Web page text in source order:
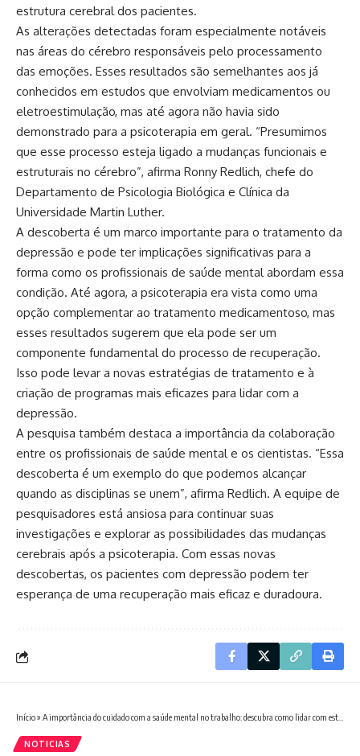
estrutura cerebral dos pacientes.
As alterações detectadas foram especialmente notáveis
nas áreas do cérebro responsáveis pelo processamento
das emoções. Esses resultados são semelhantes aos já
conhecidos em estudos que envolviam medicamentos ou
eletroestimulação, mas até agora não havia sido
demonstrado para a psicoterapia em geral. “Presumimos
que esse processo esteja ligado a mudanças funcionais e
estruturais no cérebro”, afirma Ronny Redlich, chefe do
Departamento de Psicologia Biológica e Clínica da
Universidade Martin Luther.
A descoberta é um marco importante para o tratamento da
depressão e pode ter implicações significativas para a
forma como os profissionais de saúde mental abordam essa
condição. Até agora, a psicoterapia era vista como uma
opção complementar ao tratamento medicamentoso, mas
esses resultados sugerem que ela pode ser um
componente fundamental do processo de recuperação.
Isso pode levar a novas estratégias de tratamento e à
criação de programas mais eficazes para lidar com a
depressão.
A pesquisa também destaca a importância da colaboração
entre os profissionais de saúde mental e os cientistas. “Essa
descoberta é um exemplo do que podemos alcançar
quando as disciplinas se unem”, afirma Redlich. A equipe de
pesquisadores está ansiosa para continuar suas
investigações e explorar as possibilidades das mudanças
cerebrais após a psicoterapia. Com essas novas
descobertas, os pacientes com depressão podem ter
esperança de uma recuperação mais eficaz e duradoura.
Início» A importância do cuidado com a saúde mental no trabalho: descubra como lidar com estresse e pressão
NOTICIAS